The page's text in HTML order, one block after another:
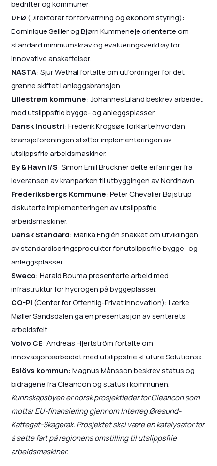
bedrifter og kommuner:
DFØ (Direktorat for forvaltning og økonomistyring):
Dominique Sellier og Bjørn Kummeneje orienterte om
standard minimumskrav og evalueringsverktøy for
innovative anskaffelser.
NASTA: Sjur Wethal fortalte om utfordringer for det
grønne skiftet i anleggsbransjen.
Lillestrøm kommune: Johannes Liland beskrev arbeidet
med utslippsfrie bygge- og anleggsplasser.
Dansk Industri: Frederik Krogsøe forklarte hvordan
bransjeforeningen støtter implementeringen av
utslippsfrie arbeidsmaskiner.
By & Havn I/S: Simon Emil Brückner delte erfaringer fra
leveransen av kranparken til utbyggingen av Nordhavn.
Frederiksbergs Kommune: Peter Chevalier Bøjstrup
diskuterte implementeringen av utslippsfrie
arbeidsmaskiner.
Dansk Standard: Marika Englén snakket om utviklingen
av standardiseringsprodukter for utslippsfrie bygge- og
anleggsplasser.
Sweco: Harald Bouma presenterte arbeid med
infrastruktur for hydrogen på byggeplasser.
CO-PI (Center for Offentlig-Privat Innovation): Lærke
Møller Sandsdalen ga en presentasjon av senterets
arbeidsfelt.
Volvo CE: Andreas Hjertström fortalte om
innovasjonsarbeidet med utslippsfrie «Future Solutions».
Eslövs kommun: Magnus Månsson beskrev status og
bidragene fra Cleancon og status i kommunen.
Kunnskapsbyen er norsk prosjektleder for Cleancon som
mottar EU-finansiering gjennom Interreg Øresund-
Kattegat-Skagerak. Prosjektet skal være en katalysator for
å sette fart på regionens omstilling til utslippsfrie
arbeidsmaskiner.